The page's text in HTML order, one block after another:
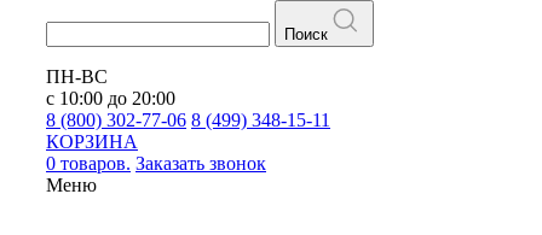
Поиск
ПН-ВС
с 10:00 до 20:00
8 (800) 302-77-06 8 (499) 348-15-11
КОРЗИНА
0 товаров. Заказать звонок
Меню